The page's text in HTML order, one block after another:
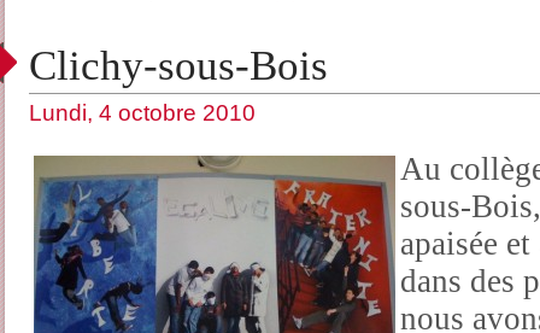
Clichy-sous-Bois
Lundi, 4 octobre 2010
Au
sous-
apaisée
dans des
nous